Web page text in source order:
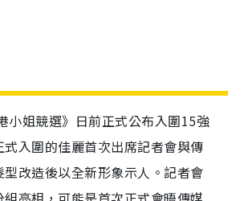
小姐競選》日前正式公布入圍15強
式入圍的佳麗首次出席記者會與傳
改造後以全新形象示人。記者會